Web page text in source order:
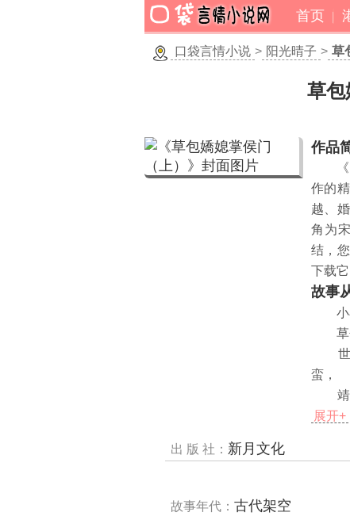
首页
口袋言情小说 > 阳光晴子 > 草
草包
作品
作的
越、
角为
结，
下载它
故事
小小
草包
世人
蛮，
靖远
展开+
出 版 社： 新月文化
故事年代： 古代架空